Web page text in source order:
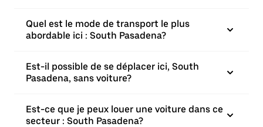
Quel est le mode de transport le plus
abordable ici : South Pasadena?
Est-il possible de se déplacer ici, South
Pasadena, sans voiture?
Est-ce que je peux louer une voiture dans ce
secteur : South Pasadena?